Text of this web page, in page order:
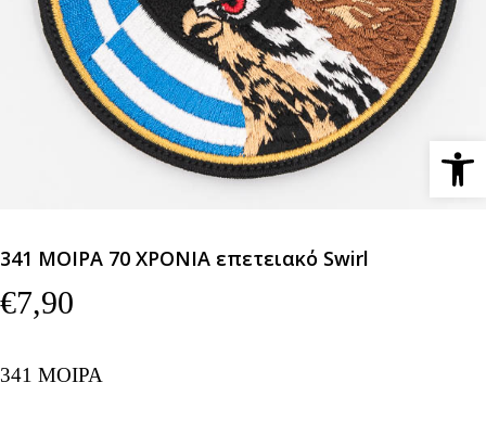
341 ΜΟΙΡΑ 70 ΧΡΟΝΙΑ επετειακό Swirl
€7,90
341 ΜΟΙΡΑ